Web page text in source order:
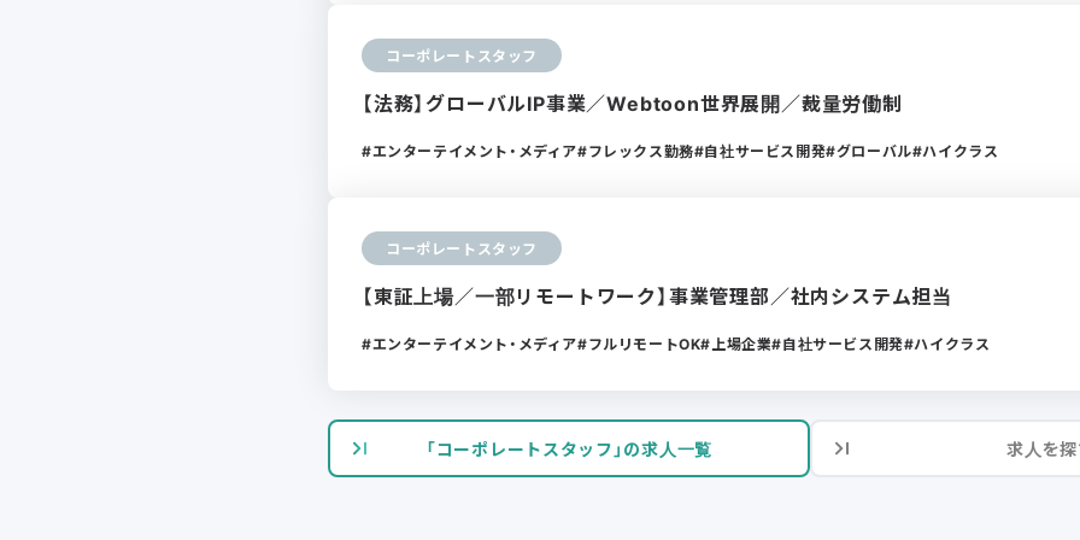
コーポレートスタッフ
【法務】グローバルIP事業／Webtoon世界展開／裁量労働制
エンターテイメント・メディア フレックス勤務 自社サービス開発 グローバル ハイクラス
コーポレートスタッフ
【東証上場／一部リモートワーク】事業管理部／社内システム担当
エンターテイメント・メディア フルリモートOK 上場企業 自社サービス開発 ハイクラス
「コーポレートスタッフ」の求人一覧 求人を